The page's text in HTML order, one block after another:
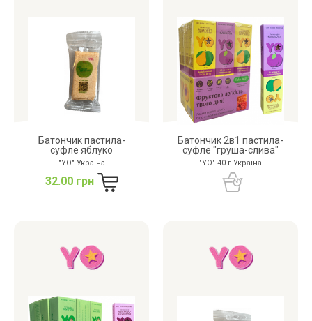
Батончик пастила-
суфле яблуко
"YO" Україна
32.00 грн
Батончик 2в1 пастила-
суфле "груша-слива"
"YO" 40 г Україна